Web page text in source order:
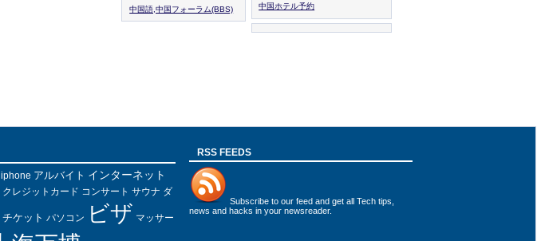
中国語,中国フォーラム(BBS)
中国ホテル予約
iphone アルバイト インターネット
クレジットカード コンサート サウナ ダ
チケット パソコン ビザ マッサー
RSS FEEDS
Subscribe to our feed and get all Tech tips,
news and hacks in your newsreader.